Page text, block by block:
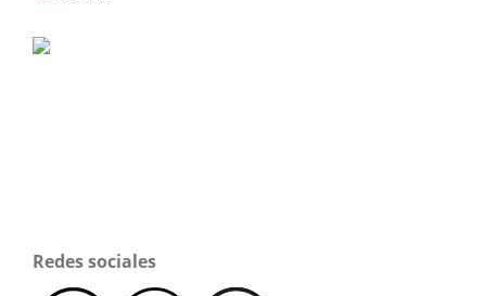
Redes sociales